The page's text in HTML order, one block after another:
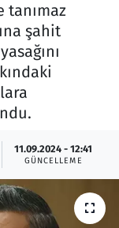
tanımaz
şahit
11.09.2024 - 12:41
GÜNCELLEME